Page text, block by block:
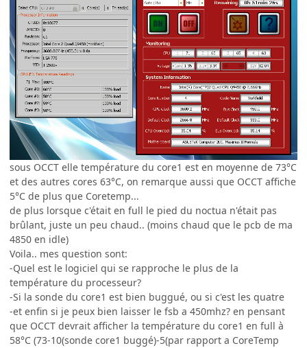
sous OCCT elle température du core1 est en moyenne de 73°C
et des autres cores 63°C, on remarque aussi que OCCT affiche
5°C de plus que Coretemp...
de plus lorsque c'était en full le pied du noctua n'était pas
brûlant, juste un peu chaud.. (moins chaud que le pcb de ma
4850 en idle)
Voila.. mes question sont:
-Quel est le logiciel qui se rapproche le plus de la
température du processeur?
-Si la sonde du core1 est bien buggué, ou si c'est les quatre
-et enfin si je peux bien laisser le fsb a 450mhz? en pensant
que OCCT devrait afficher la température du core1 en full à
58°C (73-10(sonde core1 buggé)-5(par rapport a CoreTemp